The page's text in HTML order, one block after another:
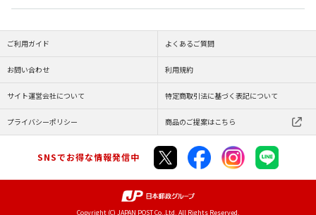
ご利用ガイド よくあるご質問
お問い合わせ 利用規約
サイト運営会社について 特定商取引法に基づく表記について
プライバシーポリシー 商品のご提案はこちら
SNSでお得な情報発信中
Copyright (C) JAPAN POST Co.,Ltd. All Rights Reserved.